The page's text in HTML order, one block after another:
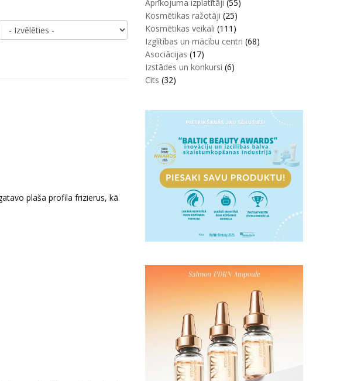
plaša profila frizierus, kā
Aprīkojuma izplatītāji (55)
Kosmētikas ražotāji (25)
Kosmētikas veikali (111)
Izglītības un mācību centri (68)
Asociācijas (17)
Izstādes un konkursi (6)
Cits (32)